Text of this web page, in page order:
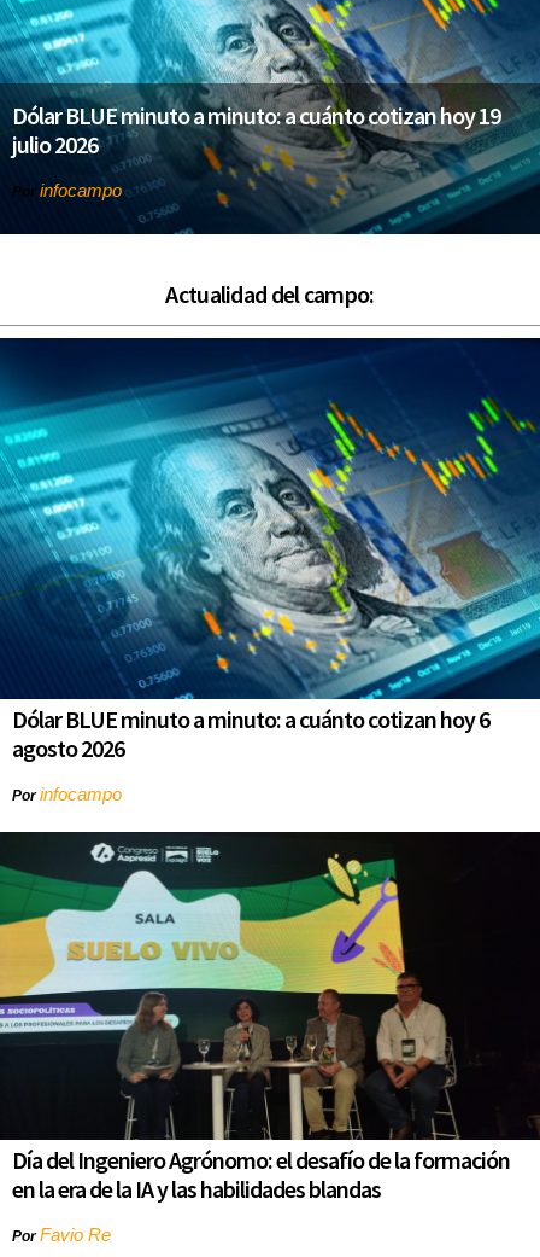
Dólar BLUE minuto a minuto: a cuánto cotizan hoy 19
julio 2026
Por infocampo
Actualidad del campo:
Dólar BLUE minuto a minuto: a cuánto cotizan hoy 6
agosto 2026
Porinfocampo
Día del Ingeniero Agrónomo: el desafío de la formación
en la era de la IA y las habilidades blandas
PorFavio Re